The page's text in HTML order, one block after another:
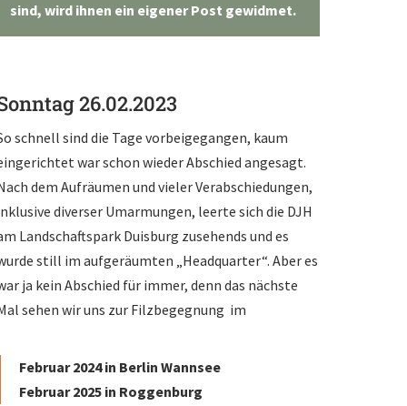
sind, wird ihnen ein eigener Post gewidmet.
26.02.2023
schnell sind die Tage vorbeigegangen, kaum
war schon wieder Abschied angesagt.
dem Aufräumen und vieler Verabschiedungen,
diverser Umarmungen, leerte sich die DJH
Landschaftspark Duisburg zusehends und es
still im aufgeräumten „Headquarter“. Aber es
ja kein Abschied für immer, denn das nächste
sehen wir uns zur Filzbegegnung im
Februar 2024 in Berlin Wannsee
Februar 2025 in Roggenburg